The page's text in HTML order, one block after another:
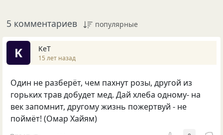
5 комментариев популярные
K KeT
15 лет назад
Один не разберёт, чем пахнут розы, другой из
горьких трав добудет мед. Дай хлеба одному- на
век запомнит, другому жизнь пожертвуй - не
поймёт! (Омар Хайям)